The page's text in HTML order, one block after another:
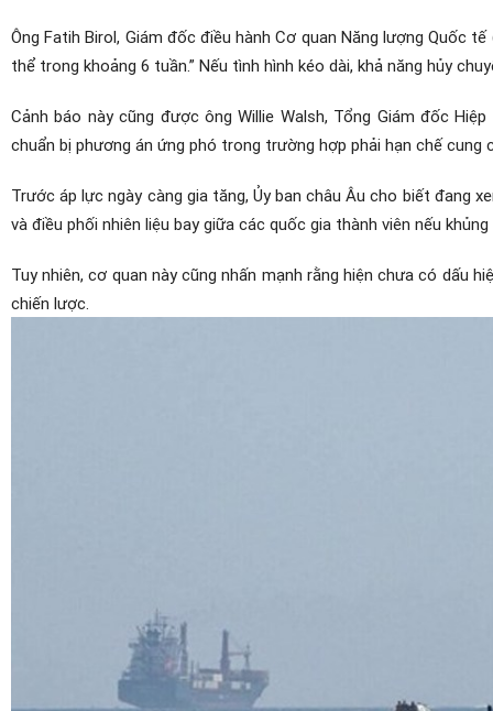
Ông Fatih Birol, Giám đốc điều hành Cơ quan Năng lượng Quốc
thể trong khoảng 6 tuần.” Nếu tình hình kéo dài, khả năng hủy
Cảnh báo này cũng được ông Willie Walsh, Tổng Giám đốc
chuẩn bị phương án ứng phó trong trường hợp phải hạn chế cung
Trước áp lực ngày càng gia tăng, Ủy ban châu Âu cho biết đang
và điều phối nhiên liệu bay giữa các quốc gia thành viên nếu
Tuy nhiên, cơ quan này cũng nhấn mạnh rằng hiện chưa có dấu
chiến lược.